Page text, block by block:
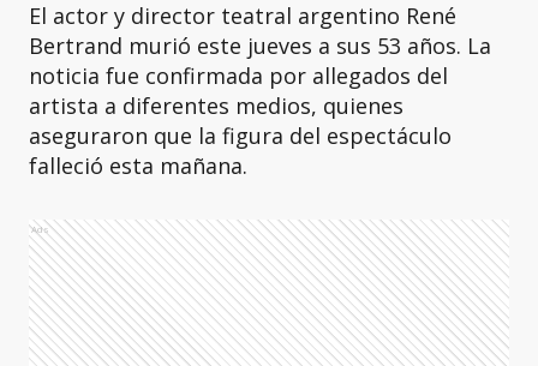
El actor y director teatral argentino René
Bertrand murió este jueves a sus 53 años. La
noticia fue confirmada por allegados del
artista a diferentes medios, quienes
aseguraron que la figura del espectáculo
falleció esta mañana.
Ads